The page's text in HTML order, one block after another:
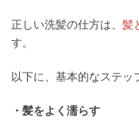
正しい洗髪の仕方は、 髪
す。
以下に、基本的なステッ
・髪をよく濡らす